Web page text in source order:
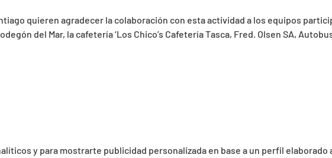
quieren agradecer la colaboración con esta actividad a los equipos
del Mar, la cafetería ‘Los Chico’s Cafetería Tasca, Fred. Olsen SA,
y para mostrarte publicidad personalizada en base a un perfil